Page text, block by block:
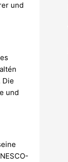
und
Die
und